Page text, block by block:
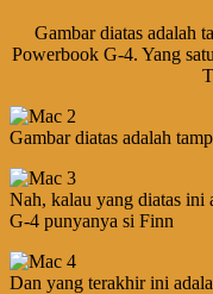
Gambar diatas adalah
Powerbook G-4. Yang
Gambar diatas adalah
Nah, kalau yang diatas ini
G-4 punyanya si Finn
Dan yang terakhir ini